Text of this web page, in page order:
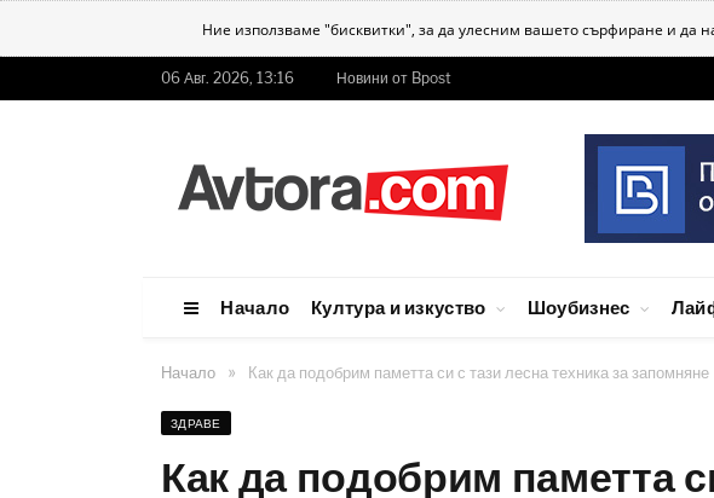
Ние използваме "бисквитки", за да улесним вашето сърфиране и да
06 Авг. 2026, 13:16 Новини от Bpost
Начало Култура и изкуство Шоубизнес
Начало » Как да подобрим паметта си с тази лесна техника за запомняне
ЗДРАВЕ
Как да подобрим паметта